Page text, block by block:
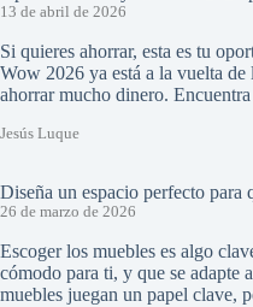
13 de abril de 2026
Si quieres ahorrar, esta es tu
Wow 2026 ya está a la vuelta de
ahorrar mucho dinero.
Jesús Luque
Diseña un espacio perfecto para
26 de marzo de 2026
Escoger los muebles es algo
cómodo para ti, y que se adapte
muebles juegan un papel clave,